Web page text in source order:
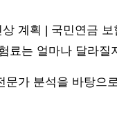
계획 | 국민연금
료는 얼마나 달라질
문가 분석을 바탕으